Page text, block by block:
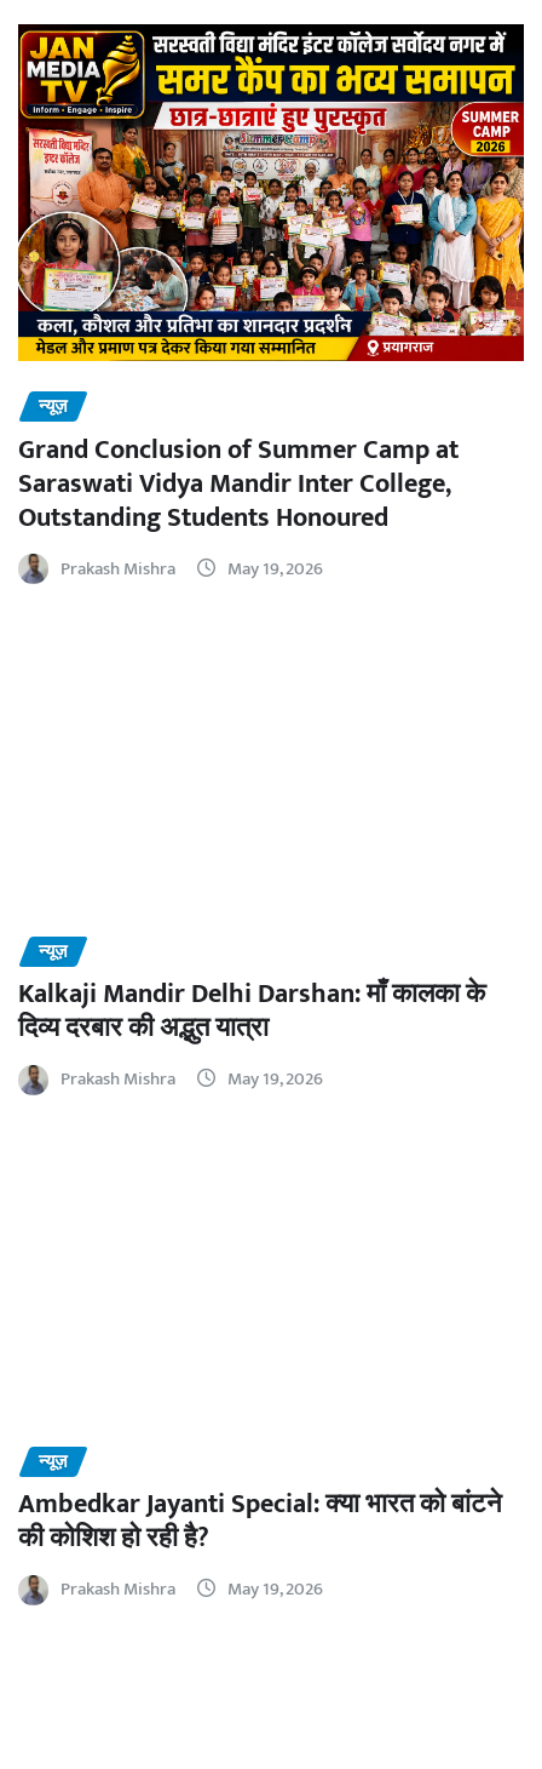
न्यूज़
Grand Conclusion of Summer Camp at
Saraswati Vidya Mandir Inter College,
Outstanding Students Honoured
Prakash Mishra May 19, 2026
न्यूज़
Kalkaji Mandir Delhi Darshan: माँ कालका के
दिव्य दरबार की अद्भुत यात्रा
Prakash Mishra May 19, 2026
न्यूज़
Ambedkar Jayanti Special: क्या भारत को बांटने
की कोशिश हो रही है?
Prakash Mishra May 19, 2026